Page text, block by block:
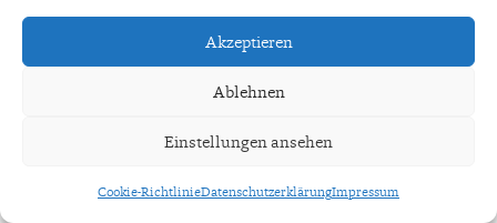
Akzeptieren
Ablehnen
Einstellungen ansehen
Cookie-RichtlinieDatenschutzerklärungImpressum